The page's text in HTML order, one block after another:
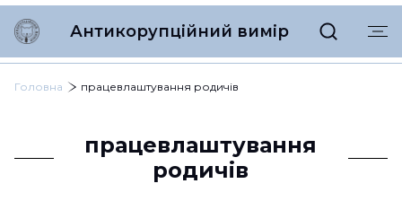
Антикорупційний вимір
Головна працевлаштування родичів
працевлаштування
родичів